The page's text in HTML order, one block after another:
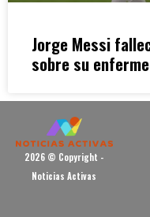
Jorge Messi
sobre su
2026 © Copyright -
Noticias Activas